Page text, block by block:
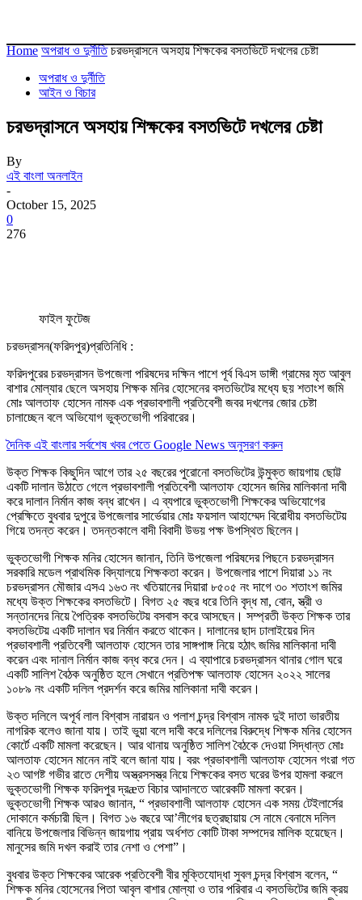
Home অপরাধ ও দুর্নীতি চরভদ্রাসনে অসহায় শিক্ষকের বসতভিটে দখলের চেষ্টা
অপরাধ ও দুর্নীতি
আইন ও বিচার
চরভদ্রাসনে অসহায় শিক্ষকের বসতভিটে দখলের চেষ্টা
By
এই বাংলা অনলাইন
-
October 15, 2025
0
276
ফাইল ফুটেজ
চরভদ্রাসন(ফরিদপুর)প্রতিনিধি :
ফরিদপুরের চরভদ্রাসন উপজেলা পরিষদের দক্ষিন পাশে পূর্ব বিএস ডাঙ্গী গ্রামের মৃত আবুল
বাশার মোল্যার ছেলে অসহায় শিক্ষক মনির হোসেনের বসতভিটের মধ্যে ছয় শতাংশ জমি
মোঃ আলতাফ হোসেন নামক এক প্রভাবশালী প্রতিবেশী জবর দখলের জোর চেষ্টা
চালাচ্ছেন বলে অভিযোগ ভুক্তভোগী পরিবারের।
দৈনিক এই বাংলার সর্বশেষ খবর পেতে Google News অনুসরণ করুন
উক্ত শিক্ষক কিছুদিন আগে তার ২৫ বছরের পুরোনো বসতভিটের উন্মুক্ত জায়গায় ছোট্ট
একটি দালান উঠাতে গেলে প্রভাবশালী প্রতিবেশী আলতাফ হোসেন জমির মালিকানা দাবী
করে দালান নির্মান কাজ বন্ধ রাখেন। এ ব্যপারে ভুক্তভোগী শিক্ষকের অভিযোগের
প্রেক্ষিতে বুধবার দুপুরে উপজেলার সার্ভেয়ার মোঃ ফয়সাল আহাম্মেদ বিরোধীয় বসতভিটেয়
গিয়ে তদন্ত করেন। তদন্তকালে বাদী বিবাদী উভয় পক্ষ উপস্থিত ছিলেন।
ভুক্তভোগী শিক্ষক মনির হোসেন জানান, তিনি উপজেলা পরিষদের পিছনে চরভদ্রাসন
সরকারি মডেল প্রাথমিক বিদ্যালয়ে শিক্ষকতা করেন। উপজেলার পাশে দিয়ারা ১১ নং
চরভদ্রাসন মৌজার এসএ ১৬৩ নং খতিয়ানের দিয়ারা ৮৫০৫ নং দাগে ৩০ শতাংশ জমির
মধ্যে উক্ত শিক্ষকের বসতভিটে। বিগত ২৫ বছর ধরে তিনি বৃদ্ধ মা, বোন, স্ত্রী ও
সন্তানদের নিয়ে পৈত্রিক বসতভিটেয় বসবাস করে আসছেন। সম্প্রতী উক্ত শিক্ষক তার
বসতভিটেয় একটি দালান ঘর নির্মান করতে থাকেন। দালানের ছাদ ঢালাইয়ের দিন
প্রভাবশালী প্রতিবেশী আলতাফ হোসেন তার সাঙ্গপাঙ্গ নিয়ে হঠাৎ জমির মালিকানা দাবী
করেন এবং দানাল নির্মান কাজ বন্ধ করে দেন। এ ব্যাপারে চরভদ্রাসন থানার গোল ঘরে
একটি সালিশ বৈঠক অনুষ্ঠিত হলে সেখানে প্রতিপক্ষ আলতাফ হোসেন ২০২২ সালের
১০৮৯ নং একটি দলিল প্রদর্শন করে জমির মালিকানা দাবী করেন।
উক্ত দলিলে অপূর্ব লাল বিশ্বাস নারায়ন ও পলাশ চন্দ্র বিশ্বাস নামক দুই দাতা ভারতীয়
নাগরিক বলেও জানা যায়। তাই ভুয়া বলে দাবী করে দলিলের বিরুদ্ধে শিক্ষক মনির হোসেন
কোর্টে একটি মামলা করেছেন। আর থানায় অনুষ্ঠিত সালিশ বৈঠকে দেওয়া সিদ্ধান্ত মোঃ
আলতাফ হোসেন মানেন নাই বলে জানা যায়। বরং প্রভাবশালী আলতাফ হোসেন গংরা গত
২৩ আগষ্ট গভীর রাতে দেশীয় অস্ত্রসসস্ত্র নিয়ে শিক্ষকের বসত ঘরের উপর হামলা করলে
ভুক্তভোগী শিক্ষক ফরিদপুর দ্রæত বিচার আদালতে আরেকটি মামলা করেন।
ভুক্তভোগী শিক্ষক আরও জানান, “ প্রভাবশালী আলতাফ হোসেন এক সময় টেইলার্সের
দোকানে কর্মচারী ছিল। বিগত ১৬ বছরে আ’লীগের ছত্রছায়ায় সে নামে বেনামে দলিল
বানিয়ে উপজেলার বিভিন্ন জায়গায় প্রায় অর্ধশত কোটি টাকা সম্পদের মালিক হয়েছেন।
মানুসের জমি দখল করাই তার নেশা ও পেশা”।
বুধবার উক্ত শিক্ষকের আরেক প্রতিবেশী বীর মুক্তিযোদ্ধা সুবল চন্দ্র বিশ্বাস বলেন, “
শিক্ষক মনির হোসেনের পিতা আবৃল বাশার মোল্যা ও তার পরিবার এ বসতভিটের জমি ক্রয়